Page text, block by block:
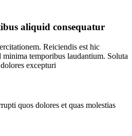
aliquid consequatur
Reiciendis est hic
minima temporibus laudantium. Soluta
excepturi
quos dolores et quas molestias